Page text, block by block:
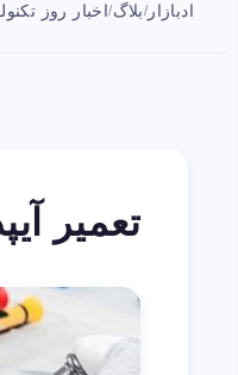
ادبازار /بلاگ/اخبار روز
تعمیر